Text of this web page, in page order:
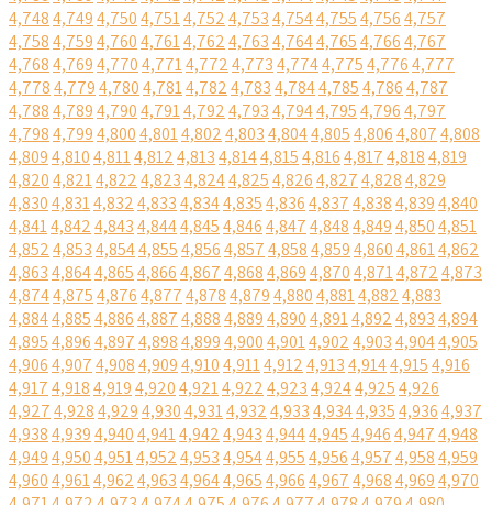
4,7484,7494,7504,7514,7524,7534,7544,7554,7564,757
4,7584,7594,7604,7614,7624,7634,7644,7654,7664,767
4,7684,7694,7704,7714,7724,7734,7744,7754,7764,777
4,7784,7794,7804,7814,7824,7834,7844,7854,7864,787
4,7884,7894,7904,7914,7924,7934,7944,7954,7964,797
4,7984,7994,8004,8014,8024,8034,8044,8054,8064,8074,808
4,8094,8104,8114,8124,8134,8144,8154,8164,8174,8184,819
4,8204,8214,8224,8234,8244,8254,8264,8274,8284,829
4,8304,8314,8324,8334,8344,8354,8364,8374,8384,8394,840
4,8414,8424,8434,8444,8454,8464,8474,8484,8494,8504,851
4,8524,8534,8544,8554,8564,8574,8584,8594,8604,8614,862
4,8634,8644,8654,8664,8674,8684,8694,8704,8714,8724,873
4,8744,8754,8764,8774,8784,8794,8804,8814,8824,883
4,8844,8854,8864,8874,8884,8894,8904,8914,8924,8934,894
4,8954,8964,8974,8984,8994,9004,9014,9024,9034,9044,905
4,9064,9074,9084,9094,9104,9114,9124,9134,9144,9154,916
4,9174,9184,9194,9204,9214,9224,9234,9244,9254,926
4,9274,9284,9294,9304,9314,9324,9334,9344,9354,9364,937
4,9384,9394,9404,9414,9424,9434,9444,9454,9464,9474,948
4,9494,9504,9514,9524,9534,9544,9554,9564,9574,9584,959
4,9604,9614,9624,9634,9644,9654,9664,9674,9684,9694,970